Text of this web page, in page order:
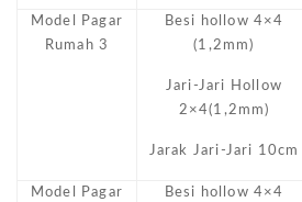
Model Pagar
Rumah 3
Besi hollow 4×4
(1,2mm)
Jari-Jari Hollow
2×4(1,2mm)
Jarak Jari-Jari 10cm
Model Pagar
Besi hollow 4×4